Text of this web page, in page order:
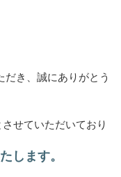
き、誠にありがとう
せていただいており
します。